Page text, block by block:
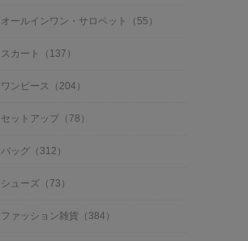
オールインワン・サロペット（55）
スカート（137）
ワンピース（204）
セットアップ（78）
バッグ（312）
シューズ（73）
ファッション雑貨（384）